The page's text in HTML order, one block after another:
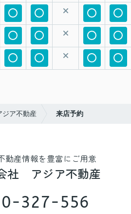
ジア不動産 来店予約
動産情報を豊富にご用意
社 アジア不動産
327-556